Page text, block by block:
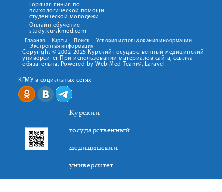
Горячая линия по
психологической помощи
студенческой молодежи
Онлайн обучение
study.kurskmed.com
Главная Карты Поиск
Условия использования информации
Экстренная информация
Copyright © 2002-2025 Курский государственный медицинский
университет При использовании материалов сайта, ссылка
обязательна. Powered by Web Med Team©, Laravel
КГМУ в социальных сетях
Курский
государственный
медицинский
университет